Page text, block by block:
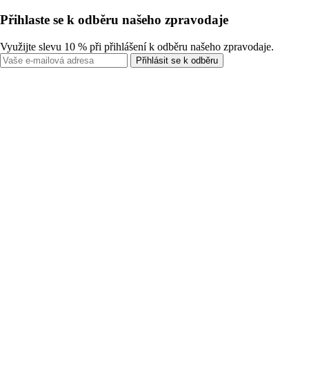
Přihlaste se k odběru našeho zpravodaje
Využijte slevu 10 % při přihlášení k odběru našeho zpravodaje.
Přihlásit se k odběru